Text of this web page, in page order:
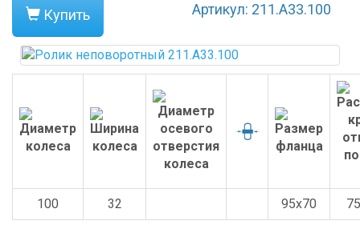
Купить Артикул: 211.A33.100
100 32 95x70